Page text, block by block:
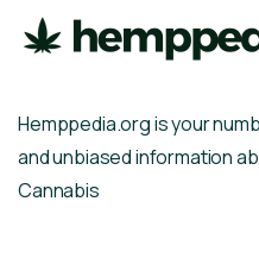
Hemppedia.org is your
and unbiased information
Cannabis